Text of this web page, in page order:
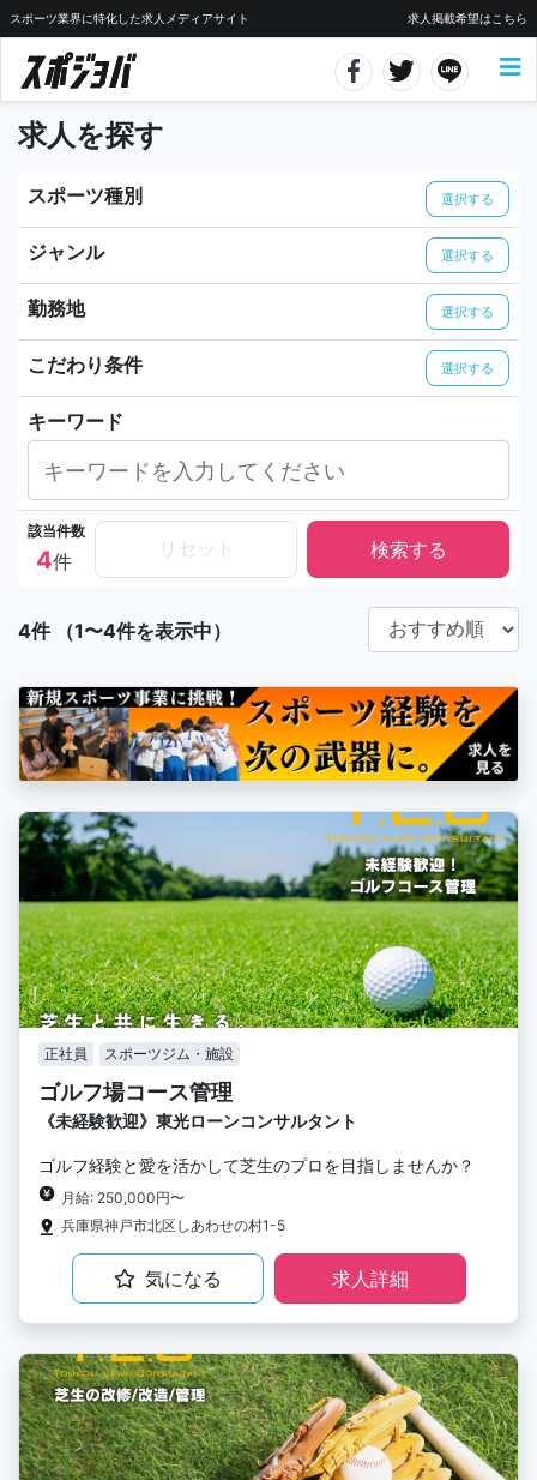
スポーツ業界に特化した求人メディアサイト 求人掲載希望はこちら
求人を探す
スポーツ種別 選択する
ジャンル 選択する
勤務地 選択する
こだわり条件 選択する
キーワード
該当件数
4件
リセット
4件 （1〜4件を表示中）
正社員 スポーツジム・施設
ゴルフ場コース管理
《未経験歓迎》東光ローンコンサルタント
ゴルフ経験と愛を活かして芝生のプロを目指しませんか？
月給: 250,000円〜
兵庫県神戸市北区しあわせの村1-5
気になる 求人詳細